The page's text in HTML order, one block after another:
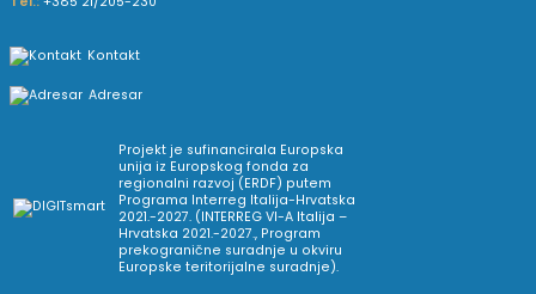
Kontakt
Adresar
Projekt je sufinancirala Europska
unija iz Europskog fonda za
regionalni razvoj (ERDF) putem
Programa Interreg Italija-Hrvatska
2021.-2027. (INTERREG VI-A Italija –
Hrvatska 2021.-2027., Program
prekogranične suradnje u okviru
Europske teritorijalne suradnje).